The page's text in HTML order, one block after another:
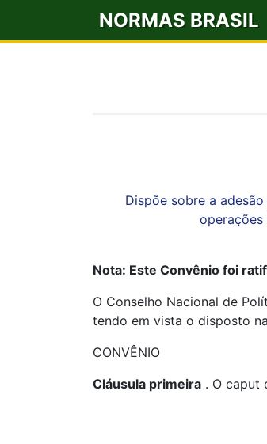
NORMAS BRASIL
Dispõe sobre a
Nota: Este Convênio foi
O Conselho Nacional de
tendo em vista o disposto na
CONVÊNIO
Cláusula primeira . O caput